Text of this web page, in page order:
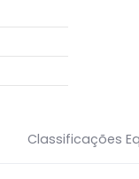
Classificações